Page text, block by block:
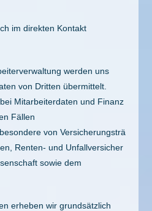
im direkten Kontakt
werden uns
von Dritten übermittelt.
Mitarbeiterdaten und Finanz
Fällen
von Versicherungsträ
Renten- und Unfallversicher
sowie dem
erheben wir grundsätzlich